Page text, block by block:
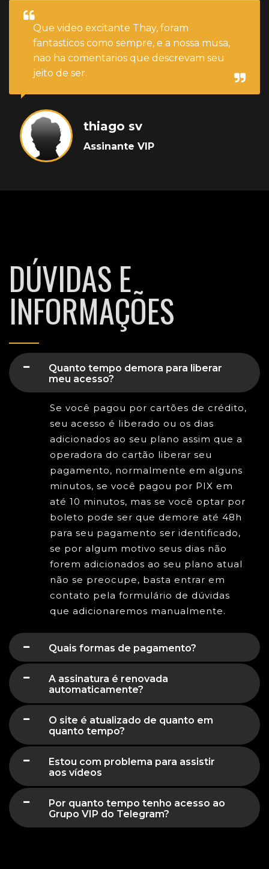
Que video excitante Thay, foram
fantasticos como sempre, e a nossa musa,
nao ha comentarios que descrevam seu
jeito de ser.
thiago sv
Assinante VIP
DÚVIDAS E
INFORMAÇÕES
Quanto tempo demora para liberar
meu acesso?
Se você pagou por cartões de crédito,
seu acesso é liberado ou os dias
adicionados ao seu plano assim que a
operadora do cartão liberar seu
pagamento, normalmente em alguns
minutos, se você pagou por PIX em
até 10 minutos, mas se você optar por
boleto pode ser que demore até 48h
para seu pagamento ser identificado,
se por algum motivo seus dias não
forem adicionados ao seu plano atual
não se preocupe, basta entrar em
contato pela formulário de dúvidas
que adicionaremos manualmente.
Quais formas de pagamento?
A assinatura é renovada
automaticamente?
O site é atualizado de quanto em
quanto tempo?
Estou com problema para assistir
aos vídeos
Por quanto tempo tenho acesso ao
Grupo VIP do Telegram?